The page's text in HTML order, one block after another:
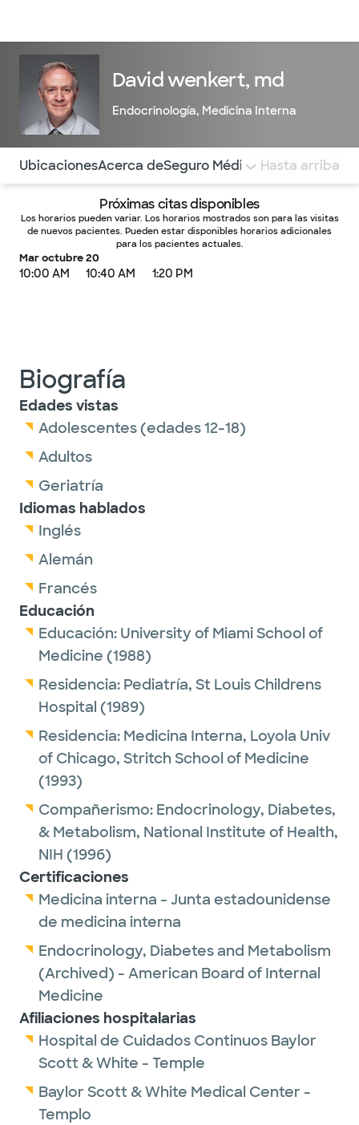
David wenkert, md
Endocrinología, Medicina Interna
Utilice esta navegación para saltar rápidamente a
UbicacionesAcerca deSeguro Médico COMENTARIOS
Hasta arriba
Próximas citas disponibles
Los horarios pueden variar. Los horarios mostrados son para las visitas
de nuevos pacientes. Pueden estar disponibles horarios adicionales
para los pacientes actuales.
Mar octubre 20
10:00 AM 10:40 AM 1:20 PM
Biografía
Edades vistas
Adolescentes (edades 12-18)
Adultos
Geriatría
Idiomas hablados
Inglés
Alemán
Francés
Educación
Educación: University of Miami School of
Medicine (1988)
Residencia: Pediatría, St Louis Childrens
Hospital (1989)
Residencia: Medicina Interna, Loyola Univ
of Chicago, Stritch School of Medicine
(1993)
Compañerismo: Endocrinology, Diabetes,
& Metabolism, National Institute of Health,
NIH (1996)
Certificaciones
Medicina interna - Junta estadounidense
de medicina interna
Endocrinology, Diabetes and Metabolism
(Archived) - American Board of Internal
Medicine
Afiliaciones hospitalarias
Hospital de Cuidados Continuos Baylor
Scott & White - Temple
Baylor Scott & White Medical Center -
Templo